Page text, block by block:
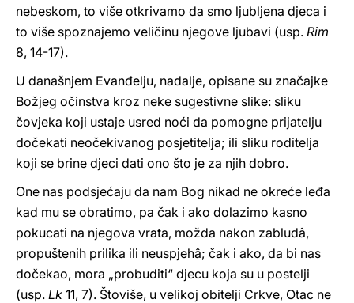
nebeskom, to više otkrivamo da smo ljubljena djeca i
to više spoznajemo veličinu njegove ljubavi (usp. Rim
8, 14-17).
U današnjem Evanđelju, nadalje, opisane su značajke
Božjeg očinstva kroz neke sugestivne slike: sliku
čovjeka koji ustaje usred noći da pomogne prijatelju
dočekati neočekivanog posjetitelja; ili sliku roditelja
koji se brine djeci dati ono što je za njih dobro.
One nas podsjećaju da nam Bog nikad ne okreće leđa
kad mu se obratimo, pa čak i ako dolazimo kasno
pokucati na njegova vrata, možda nakon zabludâ,
propuštenih prilika ili neuspjehâ; čak i ako, da bi nas
dočekao, mora „probuditi“ djecu koja su u postelji
(usp. Lk 11, 7). Štoviše, u velikoj obitelji Crkve, Otac ne